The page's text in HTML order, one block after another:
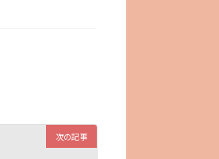
次の記事